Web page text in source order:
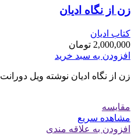
زن از نگاه ادیان
کتاب ادیان
2,000,000 تومان
افزودن به سبد خرید
زن از نگاه ادیان نوشته ویل دورانت
مقایسه
مشاهده سریع
افزودن به علاقه مندی